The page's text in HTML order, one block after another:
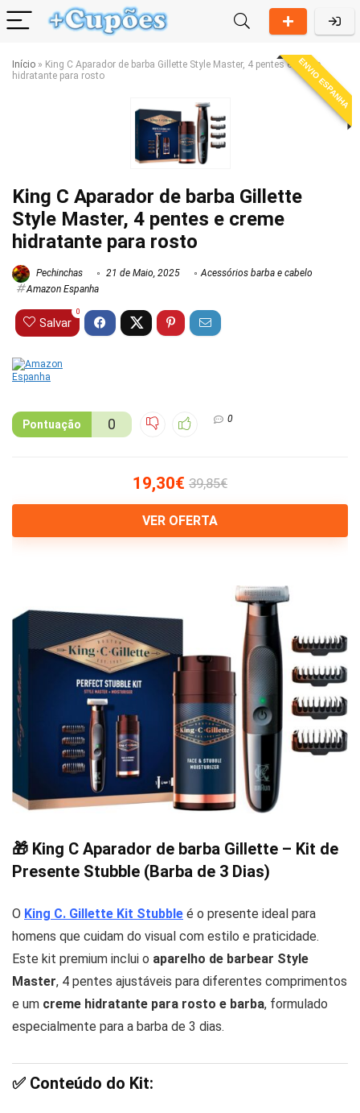
Início » King C Aparador de barba Gillette Style Master, 4 pentes e creme
hidratante para rosto
ENVIO ESPANHA
King C Aparador de barba Gillette
Style Master, 4 pentes e creme
hidratante para rosto
Pechinchas 21 de Maio, 2025
Acessórios barba e cabelo
Amazon Espanha
Salvar
0
Pontuação 0 0
19,30€ 39,85€
VER OFERTA
🎁 King C Aparador de barba Gillette – Kit de
Presente Stubble (Barba de 3 Dias)
O King C. Gillette Kit Stubble é o presente ideal para
homens que cuidam do visual com estilo e praticidade.
Este kit premium inclui o aparelho de barbear Style
Master, 4 pentes ajustáveis para diferentes comprimentos
e um creme hidratante para rosto e barba, formulado
especialmente para a barba de 3 dias.
✅ Conteúdo do Kit: